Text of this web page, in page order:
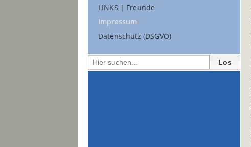
LINKS | Freunde
Impressum
Datenschutz (DSGVO)
Search
for: